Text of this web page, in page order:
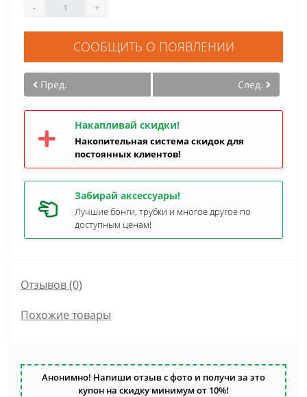
-
+
СООБЩИТЬ О ПОЯВЛЕНИИ
Пред. След.
Накапливай скидки!
Накопительная система скидок для
постоянных клиентов!
Забирай аксессуары!
Лучшие бонги, трубки и многое другое по
доступным ценам!
Отзывов (0)
Похожие товары
Анонимно! Напиши отзыв с фото и получи за это
купон на скидку минимум от 10%!